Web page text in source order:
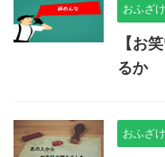
おふざけ
【お
るか
おふざけ